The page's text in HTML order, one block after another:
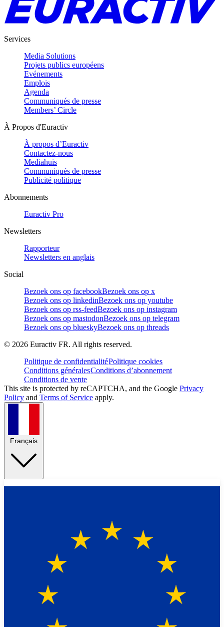
Services
Media Solutions
Projets publics européens
Evénements
Emplois
Agenda
Communiqués de presse
Members’ Circle
À Propos d'Euractiv
À propos d’Euractiv
Contactez-nous
Mediahuis
Communiqués de presse
Publicité politique
Abonnements
Euractiv Pro
Newsletters
Rapporteur
Newsletters en anglais
Social
Bezoek ons op facebookBezoek ons op x
Bezoek ons op linkedinBezoek ons op youtube
Bezoek ons op rss-feedBezoek ons op instagram
Bezoek ons op mastodonBezoek ons op telegram
Bezoek ons op blueskyBezoek ons op threads
© 2026 Euractiv FR. All rights reserved.
Politique de confidentialitéPolitique cookies
Conditions généralesConditions d’abonnement
Conditions de vente
This site is protected by reCAPTCHA, and the Google Privacy
Policy and Terms of Service apply.
Français